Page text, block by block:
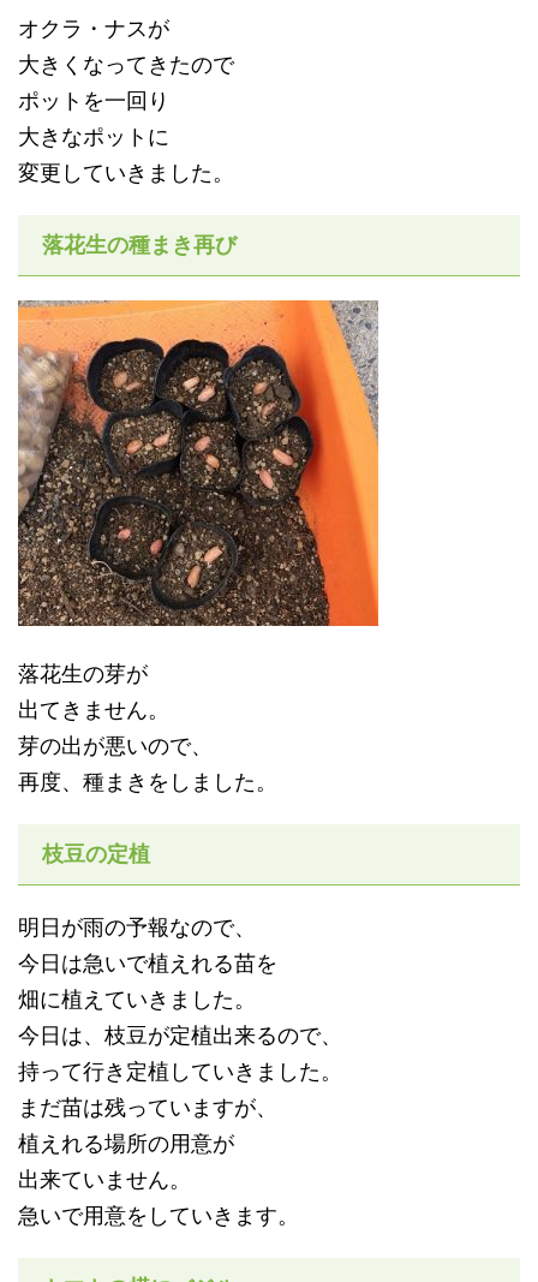
オクラ・ナスが
大きくなってきたので
ポットを一回り
大きなポットに
変更していきました。
落花生の種まき再び
落花生の芽が
出てきません。
芽の出が悪いので、
再度、種まきをしました。
枝豆の定植
明日が雨の予報なので、
今日は急いで植えれる苗を
畑に植えていきました。
今日は、枝豆が定植出来るので、
持って行き定植していきました。
まだ苗は残っていますが、
植えれる場所の用意が
出来ていません。
急いで用意をしていきます。